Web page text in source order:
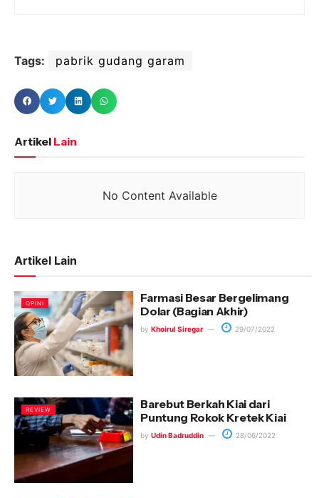
Tags: pabrik gudang garam
Artikel Lain
No Content Available
Artikel Lain
OPINI
Farmasi Besar Bergelimang
Dolar (Bagian Akhir)
by Khoirul Siregar 29/07/2022
REVIEW
Barebut Berkah Kiai dari
Puntung Rokok Kretek Kiai
by Udin Badruddin 28/06/2022